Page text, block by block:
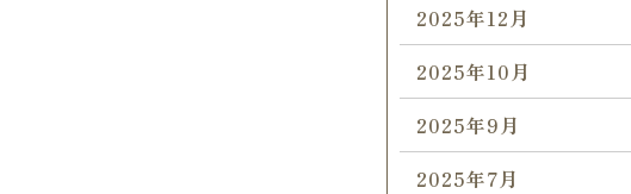
2025年12月
2025年10月
2025年9月
2025年7月